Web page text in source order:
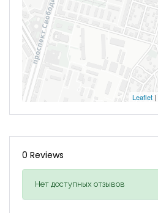
Leaflet
0 Reviews
Нет доступных отзывов